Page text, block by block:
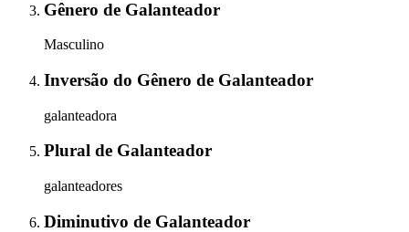
Gênero de Galanteador
Masculino
Inversão do Gênero de Galanteador
galanteadora
Plural de Galanteador
galanteadores
Diminutivo de Galanteador